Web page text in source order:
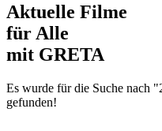
Aktuelle Filme
für Alle
mit GRETA
Es wurde für die Suche nach
gefunden!